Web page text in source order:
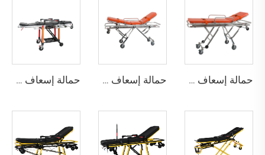
حمالة إسعاف YHR-A4 حمالة إسعاف YHR-A5 حمالة إسعاف YHR-A6